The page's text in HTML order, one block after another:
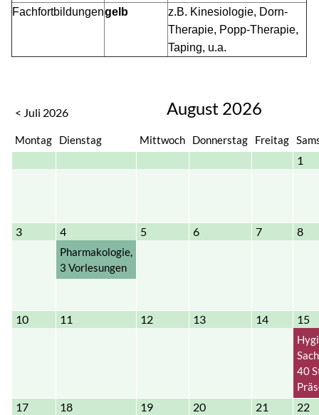
Fachfortbildungengelb
z.B. Kinesiologie, Dorn-
Therapie, Popp-Therapie,
Taping, u.a.
< Juli 2026 August 2026
Montag Dienstag Mittwoch Donnerstag Freitag
1
3 4
Pharmakologie,
3 Vorlesungen
5 6 7 8
10 11 12 13 14 15
40
17 18 19 20 21 22